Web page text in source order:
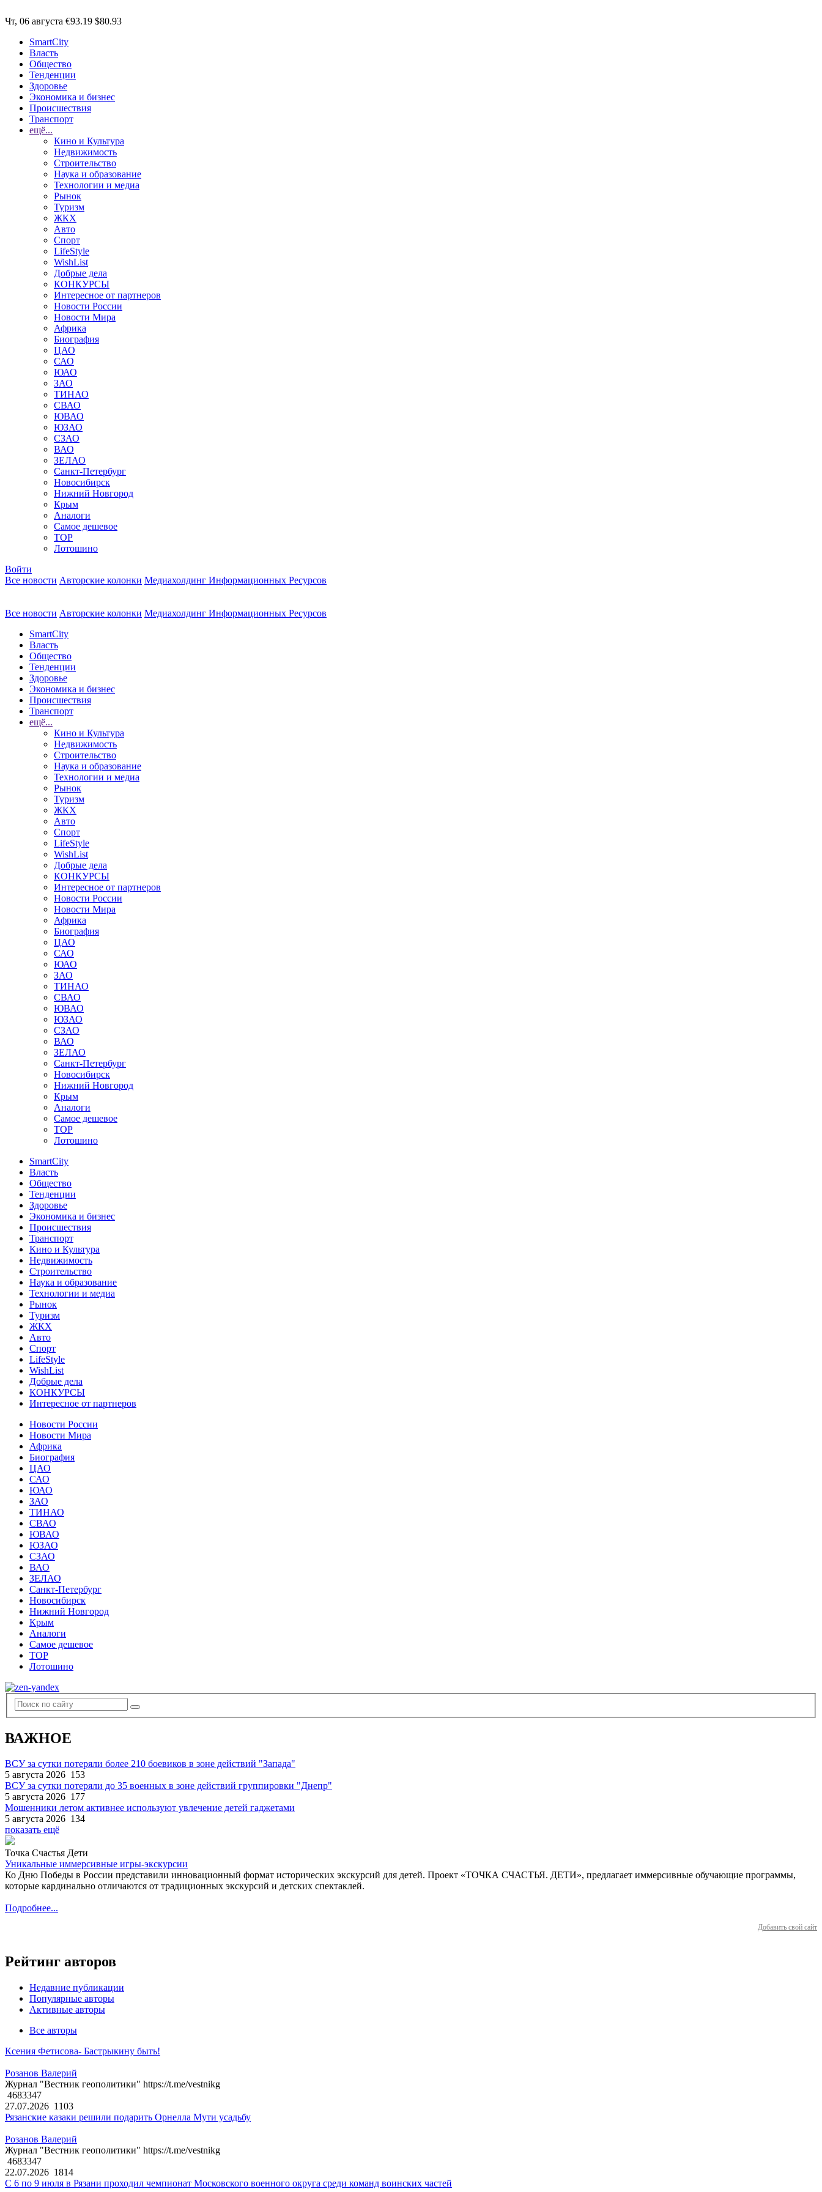
Чт, 06 августа €93.19 $80.93
SmartCity
Власть
Общество
Тенденции
Здоровье
Экономика и бизнес
Происшествия
Транспорт
ещё...
Кино и Культура
Недвижимость
Строительство
Наука и образование
Технологии и медиа
Рынок
Туризм
ЖКХ
Авто
Спорт
LifeStyle
WishList
Добрые дела
КОНКУРСЫ
Интересное от партнеров
Новости России
Новости Мира
Африка
Биография
ЦАО
САО
ЮАО
ЗАО
ТИНАО
СВАО
ЮВАО
ЮЗАО
СЗАО
ВАО
ЗЕЛАО
Санкт-Петербург
Новосибирск
Нижний Новгород
Крым
Аналоги
Самое дешевое
TOP
Лотошино
Войти
Все новости Авторские колонки Медиахолдинг Информационных Ресурсов
Все новости Авторские колонки Медиахолдинг Информационных Ресурсов
SmartCity
Власть
Общество
Тенденции
Здоровье
Экономика и бизнес
Происшествия
Транспорт
ещё...
Кино и Культура
Недвижимость
Строительство
Наука и образование
Технологии и медиа
Рынок
Туризм
ЖКХ
Авто
Спорт
LifeStyle
WishList
Добрые дела
КОНКУРСЫ
Интересное от партнеров
Новости России
Новости Мира
Африка
Биография
ЦАО
САО
ЮАО
ЗАО
ТИНАО
СВАО
ЮВАО
ЮЗАО
СЗАО
ВАО
ЗЕЛАО
Санкт-Петербург
Новосибирск
Нижний Новгород
Крым
Аналоги
Самое дешевое
TOP
Лотошино
SmartCity
Власть
Общество
Тенденции
Здоровье
Экономика и бизнес
Происшествия
Транспорт
Кино и Культура
Недвижимость
Строительство
Наука и образование
Технологии и медиа
Рынок
Туризм
ЖКХ
Авто
Спорт
LifeStyle
WishList
Добрые дела
КОНКУРСЫ
Интересное от партнеров
Новости России
Новости Мира
Африка
Биография
ЦАО
САО
ЮАО
ЗАО
ТИНАО
СВАО
ЮВАО
ЮЗАО
СЗАО
ВАО
ЗЕЛАО
Санкт-Петербург
Новосибирск
Нижний Новгород
Крым
Аналоги
Самое дешевое
TOP
Лотошино
ВАЖНОЕ
ВСУ за сутки потеряли более 210 боевиков в зоне действий "Запада"
5 августа 2026 153
ВСУ за сутки потеряли до 35 военных в зоне действий группировки "Днепр"
5 августа 2026 177
Мошенники летом активнее используют увлечение детей гаджетами
5 августа 2026 134
показать ещё
Точка Счастья Дети
Уникальные иммерсивные игры-экскурсии
Ко Дню Победы в России представили инновационный формат исторических экскурсий для детей. Проект «ТОЧКА СЧАСТЬЯ. ДЕТИ», предлагает иммерсивные обучающие программы,
которые кардинально отличаются от традиционных экскурсий и детских спектаклей.
Подробнее...
Добавить свой сайт
Рейтинг авторов
Недавние публикации
Популярные авторы
Активные авторы
Все авторы
Ксения Фетисова- Бастрыкину быть!
Розанов Валерий
Журнал "Вестник геополитики" https://t.me/vestnikg
4683347
27.07.2026 1103
Рязанские казаки решили подарить Орнелла Мути усадьбу
Розанов Валерий
Журнал "Вестник геополитики" https://t.me/vestnikg
4683347
22.07.2026 1814
С 6 по 9 июля в Рязани проходил чемпионат Московского военного округа среди команд воинских частей